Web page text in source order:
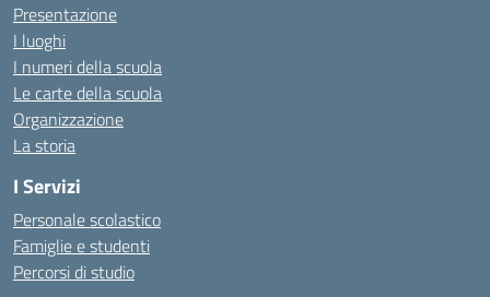
Presentazione
I luoghi
I numeri della scuola
Le carte della scuola
Organizzazione
La storia
I Servizi
Personale scolastico
Famiglie e studenti
Percorsi di studio